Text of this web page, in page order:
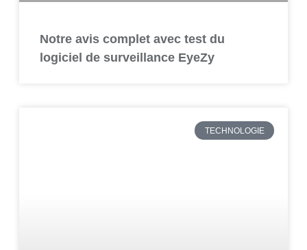
Notre avis complet avec test du
logiciel de surveillance EyeZy
TECHNOLOGIE